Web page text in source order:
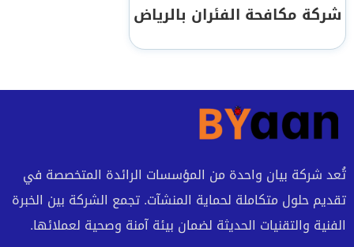
شركة مكافحة الفئران بالرياض
تُعد شركة بيان واحدة من المؤسسات الرائدة المتخصصة في
تقديم حلول متكاملة لحماية المنشآت. تجمع الشركة بين الخبرة
الفنية والتقنيات الحديثة لضمان بيئة آمنة وصحية لعملائها.